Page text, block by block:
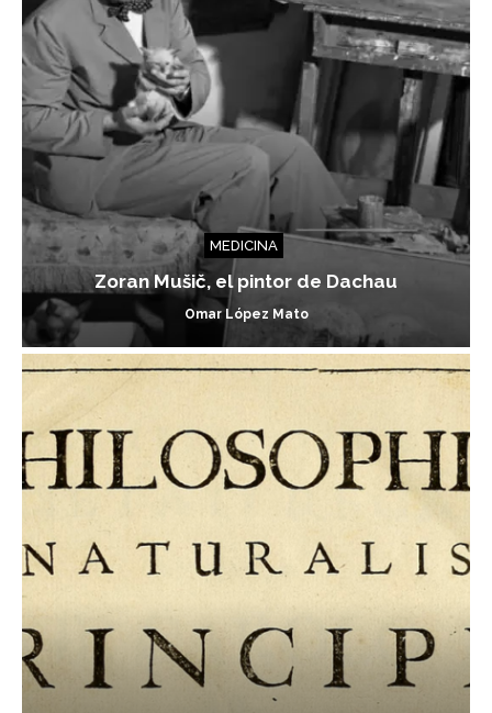
MEDICINA
Zoran Mušič, el pintor de Dachau
Omar López Mato